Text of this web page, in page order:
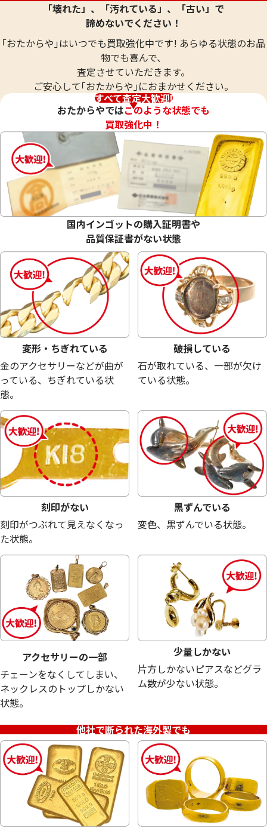
76,300 円
シルバー1000 (Sv1000) 銀杯
59,000円
シルバー1000
68.9g
42,700円
シルバー1000 (Sv1000) 銀杯
42g
参考買取価格
シルバー1000
記念銀メダル
30.7g
参考買取価格
19,000円
シルバー1000 (Sv1000) ぐい吞み
19.6g
参考買取価格
12,100 円
17.7g
参考買取価格
「壊れた」、「汚れている」、「古い」で
諦めないでください！
｢おたからや｣はいつでも買取強化中です! あらゆる状態のお品
物でも喜んで、
査定させていただきます。
ご安心して｢おたからや｣におまかせください。
すべて査定大歓迎!
おたからやではこのような状態でも
買取強化中！
国内インゴットの購入証明書や
品質保証書がない状態
変形・ちぎれている
金のアクセサリーなどが曲が
っている、ちぎれている状
態。
破損している
石が取れている、一部が欠け
ている状態。
刻印がない
刻印がつぶれて見えなくなっ
た状態。
黒ずんでいる
変色、黒ずんでいる状態。
アクセサリーの一部
チェーンをなくしてしまい、
ネックレスのトップしかない
状態。
少量しかない
片方しかないピアスなどグラ
ム数が少ない状態。
他社で断られた海外製でも